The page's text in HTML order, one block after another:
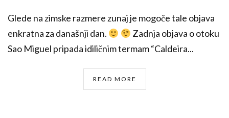
Glede na zimske razmere zunaj je mogoče tale objava
enkratna za današnji dan.
Zadnja objava o otoku
Sao Miguel pripada idiličnim termam “Caldeira...
READ MORE